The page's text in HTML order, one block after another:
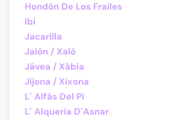
Hondón De Los Frailes
Ibi
Jacarilla
Jalón / Xaló
Jávea / Xàbia
Jijona / Xixona
L´ Alfàs Del Pi
L´ Alqueria D´Asnar